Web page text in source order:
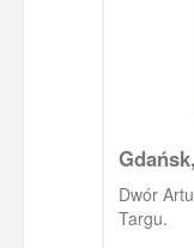
Napisy
Dwór
Targu.